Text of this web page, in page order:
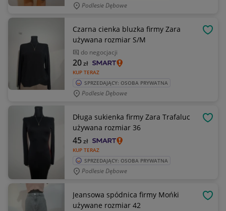
Podlesie Dębowe
Czarna cienka bluzka firmy Zara
używana rozmiar S/M
do negocjacji
KUP TERAZ
20zł
SPRZEDAJĄCY: OSOBA PRYWATNA
Podlesie Dębowe
Długa sukienka firmy Zara Trafaluc
używana rozmiar 36
KUP TERAZ
45zł
SPRZEDAJĄCY: OSOBA PRYWATNA
Podlesie Dębowe
Jeansowa spódnica firmy Mońki
używane rozmiar 42